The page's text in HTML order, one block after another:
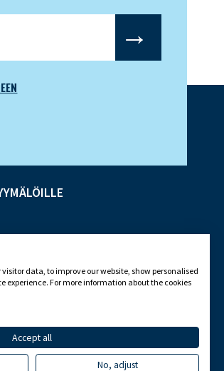
data, to improve our website, show personalised
experience. For more information about the cookies
Accept all
No, adjust